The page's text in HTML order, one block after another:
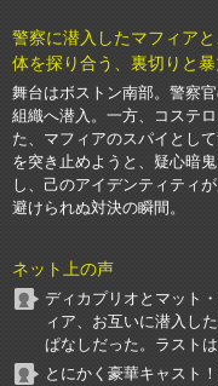
警察に潜入したマフィア
体を探り合う、裏切りと
舞台はボストン南部。警察
組織へ潜入。一方、コステ
た、マフィアのスパイとし
を突き止めようと、疑心暗
し、己のアイデンティティ
避けられぬ対決の瞬間。
ネット上の声
ディカプリオとマット
ィア、お互いに潜入し
ぱなしだった。ラスト
とにかく豪華キャスト